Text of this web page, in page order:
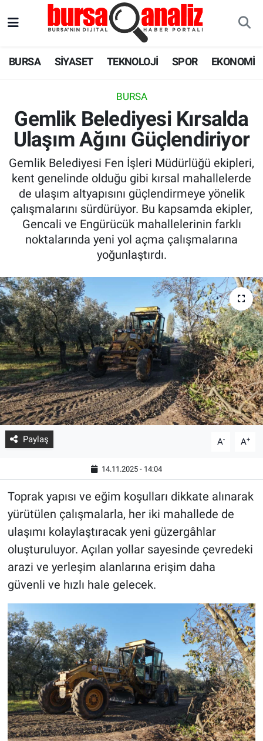
BURSA SİYASET TEKNOLOJİ SPOR EKONOMİ
BURSA
Gemlik Belediyesi Kırsalda
Ulaşım Ağını Güçlendiriyor
Gemlik Belediyesi Fen İşleri Müdürlüğü ekipleri,
kent genelinde olduğu gibi kırsal mahallelerde
de ulaşım altyapısını güçlendirmeye yönelik
çalışmalarını sürdürüyor. Bu kapsamda ekipler,
Gencali ve Engürücük mahallelerinin farklı
noktalarında yeni yol açma çalışmalarına
yoğunlaştırdı.
Paylaş A- A+
14.11.2025 - 14:04
Toprak yapısı ve eğim koşulları dikkate alınarak
yürütülen çalışmalarla, her iki mahallede de
ulaşımı kolaylaştıracak yeni güzergâhlar
oluşturuluyor. Açılan yollar sayesinde çevredeki
arazi ve yerleşim alanlarına erişim daha
güvenli ve hızlı hale gelecek.
SPOR
EKONOMİ
SAĞLIK
ASTROLOJİ
Süper Lig Puan Durumu ve Fikstür
Tüm Manşetler
Son Dakika Haberleri
Haber Arşivi